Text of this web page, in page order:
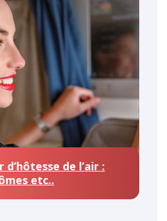
d’hôtesse de l’air :
etc..